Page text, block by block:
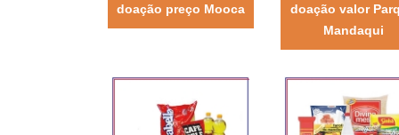
doação preço Mooca
doação valor
Mandaqui